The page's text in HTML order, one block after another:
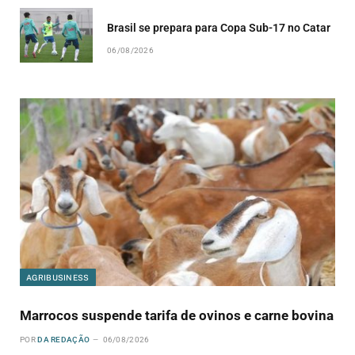
Brasil se prepara para Copa Sub-17 no Catar
06/08/2026
AGRIBUSINESS
Marrocos suspende tarifa de ovinos e carne bovina
POR DA REDAÇÃO 06/08/2026